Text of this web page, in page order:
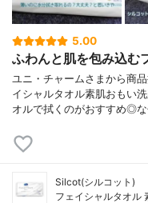
5.00
ふわんと肌を包み込む
ユニ・チャームさまから商
イシャルタオル素肌おもい
オルで拭くのがおすすめ◎
Silcot(シルコット)
フェイシャルタオル